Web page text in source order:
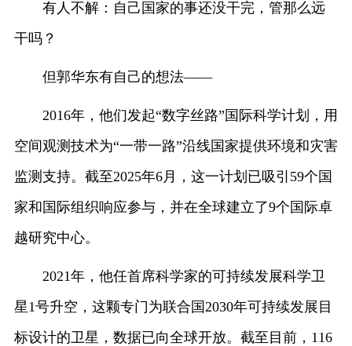
有人不解：自己国家的事还没干完，管那么远
干吗？
但郭华东有自己的想法——
2016年，他们发起“数字丝路”国际科学计划，用
空间观测技术为“一带一路”沿线国家提供环境和灾害
监测支持。截至2025年6月，这一计划已吸引59个国
家和国际组织响应参与，并在全球建立了9个国际卓
越研究中心。
2021年，他任首席科学家的可持续发展科学卫
星1号升空，这颗专门为联合国2030年可持续发展目
标设计的卫星，数据已向全球开放。截至目前，116